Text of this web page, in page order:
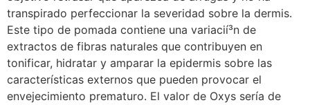
transpirado perfeccionar la severidad sobre la dermis.
Este tipo de pomada contiene una variacií³n de
extractos de fibras naturales que contribuyen en
tonificar, hidratar y amparar la epidermis sobre las
características externos que pueden provocar el
envejecimiento prematuro. El valor de Oxys serí­a de